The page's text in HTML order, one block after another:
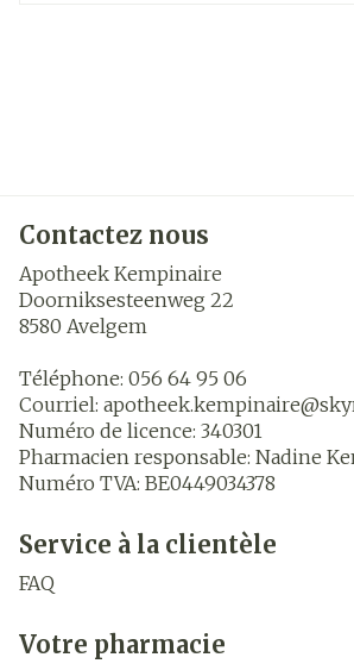
Contactez nous
Apotheek Kempinaire
Doorniksesteenweg 22
8580 Avelgem
Téléphone: 056 64 95 06
Courriel: apotheek.kempinaire@
Numéro de licence: 340301
Pharmacien responsable: Nadine
Numéro TVA: BE0449034378
Service à la clientèle
FAQ
Votre pharmacie